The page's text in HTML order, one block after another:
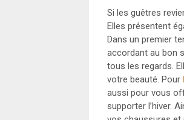
Si les guêtres
Elles présentent
Dans un premier
accordant au bon
tous les regards.
votre beauté. Pour
aussi pour vous
supporter l’hiver.